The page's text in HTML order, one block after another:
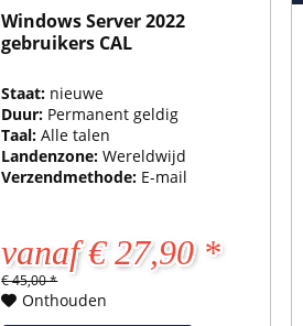
Windows Server 2022
gebruikers CAL
Staat: nieuwe
Duur: Permanent geldig
Taal:Alle talen
Landenzone:Wereldwijd
Verzendmethode: E-mail
vanaf € 27,90 *
€ 45,00 *
Onthouden